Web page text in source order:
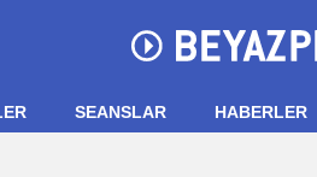
SEANSLAR HABERLER